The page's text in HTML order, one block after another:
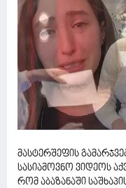
მასტერშეფის
სასიამოვნო ვიდეოს
რომ აბაზანაში